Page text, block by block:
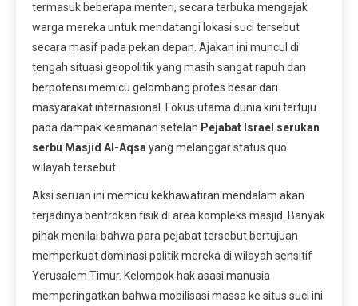
termasuk beberapa menteri, secara terbuka mengajak
warga mereka untuk mendatangi lokasi suci tersebut
secara masif pada pekan depan. Ajakan ini muncul di
tengah situasi geopolitik yang masih sangat rapuh dan
berpotensi memicu gelombang protes besar dari
masyarakat internasional. Fokus utama dunia kini tertuju
pada dampak keamanan setelah Pejabat Israel serukan
serbu Masjid Al-Aqsayang melanggar status quo
wilayah tersebut.
Aksi seruan ini memicu kekhawatiran mendalam akan
terjadinya bentrokan fisik di area kompleks masjid. Banyak
pihak menilai bahwa para pejabat tersebut bertujuan
memperkuat dominasi politik mereka di wilayah sensitif
Yerusalem Timur. Kelompok hak asasi manusia
memperingatkan bahwa mobilisasi massa ke situs suci ini